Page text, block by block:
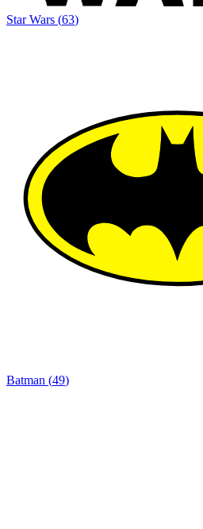
Star Wars (63)
Batman (49)